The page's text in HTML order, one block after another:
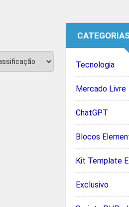
Tecnologia
Mercado Livre
ChatGPT
Blocos
Kit Template
Exclusivo